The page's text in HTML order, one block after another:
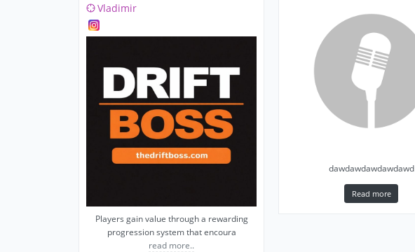
Vladimir
Players gain value through a rewarding
progression system that encoura
read more..
dawdawdawdawdawd
Read more